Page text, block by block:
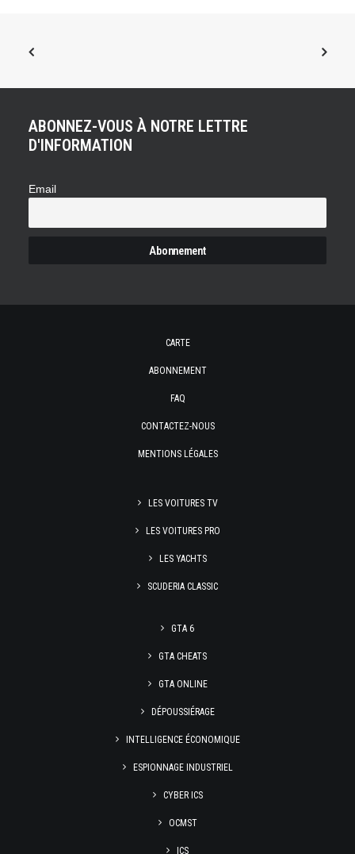
ABONNEZ-VOUS À NOTRE LETTRE
D'INFORMATION
Email
CARTE
ABONNEMENT
FAQ
CONTACTEZ-NOUS
MENTIONS LÉGALES
LES VOITURES TV
LES VOITURES PRO
LES YACHTS
SCUDERIA CLASSIC
GTA 6
GTA CHEATS
GTA ONLINE
DÉPOUSSIÉRAGE
INTELLIGENCE ÉCONOMIQUE
ESPIONNAGE INDUSTRIEL
CYBER ICS
OCMST
ICS